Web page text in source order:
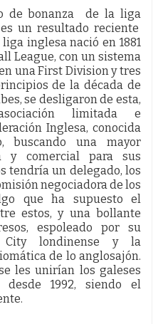
de bonanza de la liga
un resultado reciente
inglesa nació en 1881
League, con un sistema
una First Division y tres
de la década de
se desligaron de esta,
limitada e
Inglesa, conocida
buscando una mayor
y comercial para sus
tendría un delegado, los
negociadora de los
que ha supuesto el
estos, y una bollante
espoleado por su
City londinense y la
de lo anglosajón.
les unirían los galeses
1992, siendo el